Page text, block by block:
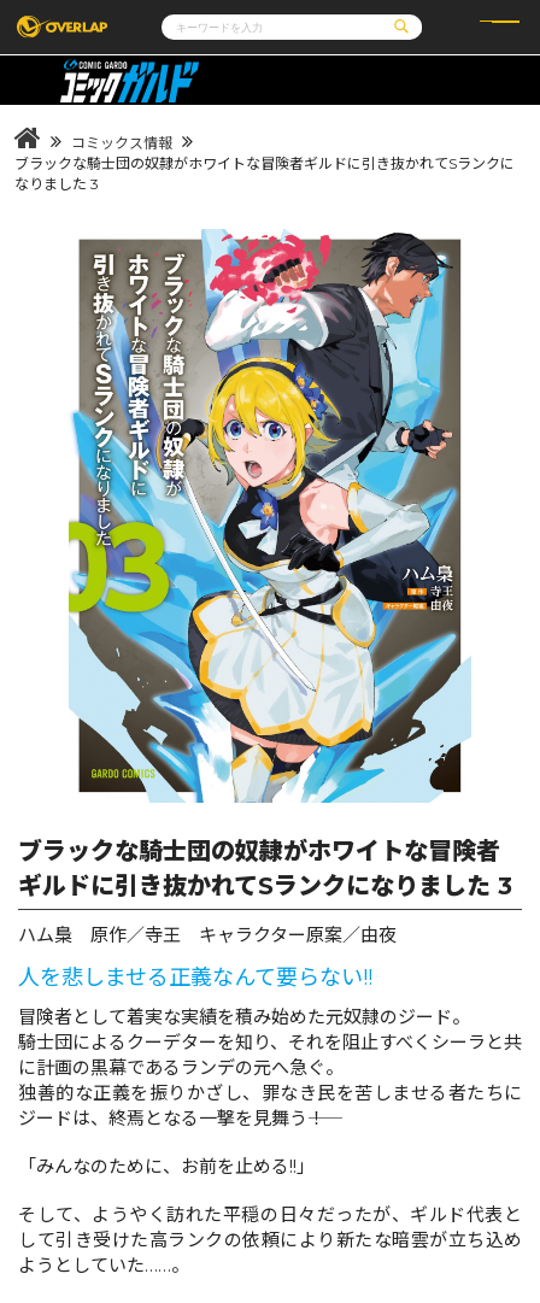
コミック
LiQulle
ラブパルフェ
ライトノベル
ロサージュノベルス
その他
コミックエッセイ
ポケットモンスター
通販・NEWS
会社概要
採用情報
アクセス
オーバーラップホールディングス
お問い合わせはこちら
オーバーラップ文庫
オーバーラップノベルス
オーバーラップノベルスf
ロサージュノベルス
コミックガルド
リキューレ
コミックパルフェ
コミックエッセイ
閉じる
コミックス情報
ブラックな騎士団の奴隷がホワイトな冒険者ギルドに引き抜かれてSランクに
なりました 3
ブラックな騎士団の奴隷がホワイトな冒険者
ギルドに引き抜かれてSランクになりました 3
ハム梟 原作／寺王 キャラクター原案／由夜
人を悲しませる正義なんて要らない!!
冒険者として着実な実績を積み始めた元奴隷のジード。
騎士団によるクーデターを知り、それを阻止すべくシーラと共
に計画の黒幕であるランデの元へ急ぐ。
独善的な正義を振りかざし、罪なき民を苦しませる者たちに
ジードは、終焉となる一撃を見舞う――！
「みんなのために、お前を止める!!」
そして、ようやく訪れた平穏の日々だったが、ギルド代表と
して引き受けた高ランクの依頼により新たな暗雲が立ち込め
ようとしていた……。